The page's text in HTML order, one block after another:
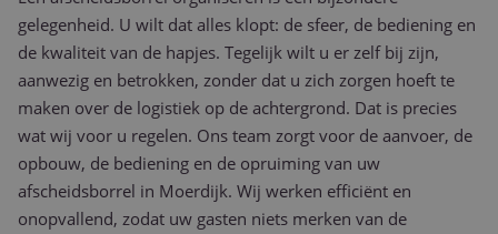
gelegenheid. U wilt dat alles klopt: de sfeer, de bediening en
de kwaliteit van de hapjes. Tegelijk wilt u er zelf bij zijn,
aanwezig en betrokken, zonder dat u zich zorgen hoeft te
maken over de logistiek op de achtergrond. Dat is precies
wat wij voor u regelen. Ons team zorgt voor de aanvoer, de
opbouw, de bediening en de opruiming van uw
afscheidsborrel in Moerdijk. Wij werken efficiënt en
onopvallend, zodat uw gasten niets merken van de